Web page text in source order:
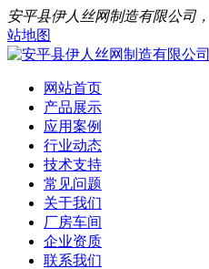
安平县伊人丝网制造有限公司
站地图
网站首页
产品展示
应用案例
行业动态
技术支持
常见问题
关于我们
厂房车间
企业资质
联系我们